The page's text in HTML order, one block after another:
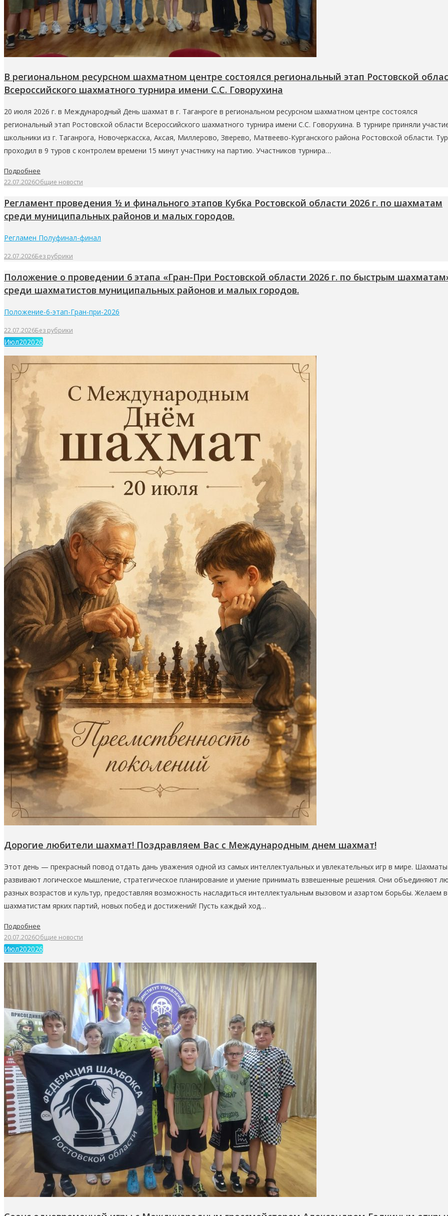
В региональном ресурсном шахматном центре состоялся региональный этап Ростовской
Всероссийского шахматного турнира имени С.С. Говорухина
20 июля 2026 г. в Международный День шахмат в г. Таганроге в региональном ресурсном шахматном центре состоялся
региональный этап Ростовской области Всероссийского шахматного турнира имени С.С. Говорухина. В турнире приняли
школьники из г. Таганрога, Новочеркасска, Аксая, Миллерово, Зверево, Матвеево-Курганского района Ростовской области.
проходил в 9 туров с контролем времени 15 минут участнику на партию. Участников турнира…
Подробнее
22.07.2026Общие новости
Регламент проведения ½ и финального этапов Кубка Ростовской области 2026 г. по шахматам
среди муниципальных районов и малых городов.
Регламен Полуфинал-финал
22.07.2026Без рубрики
Положение о проведении 6 этапа «Гран-При Ростовской области 2026 г. по быстрым
среди шахматистов муниципальных районов и малых городов.
Положение-6-этап-Гран-при-2026
22.07.2026Без рубрики
Июл202026
Дорогие любители шахмат! Поздравляем Вас с Международным днем шахмат!
Этот день — прекрасный повод отдать дань уважения одной из самых интеллектуальных и увлекательных игр в мире. Шахматы
развивают логическое мышление, стратегическое планирование и умение принимать взвешенные решения. Они объединяют
разных возрастов и культур, предоставляя возможность насладиться интеллектуальным вызовом и азартом борьбы. Желаем
шахматистам ярких партий, новых побед и достижений! Пусть каждый ход…
Подробнее
20.07.2026Общие новости
Июл202026